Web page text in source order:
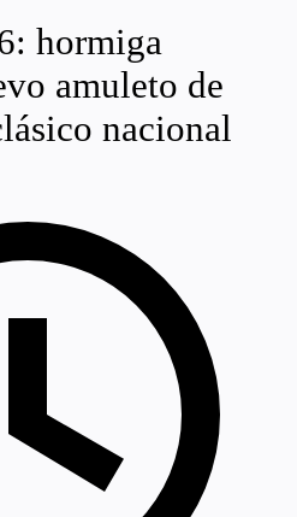
hormiga
amuleto de
nacional